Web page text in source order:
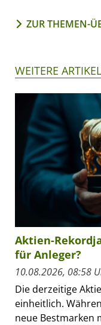
ZUR THEMEN-
WEITERE
Aktien-
für Anleger?
10.08.2026, 08:58
Die derzeitige
einheitlich.
neue Bestmarken